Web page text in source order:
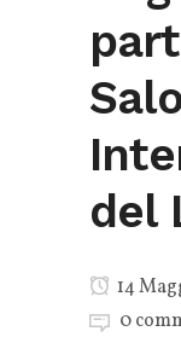
del
14
0